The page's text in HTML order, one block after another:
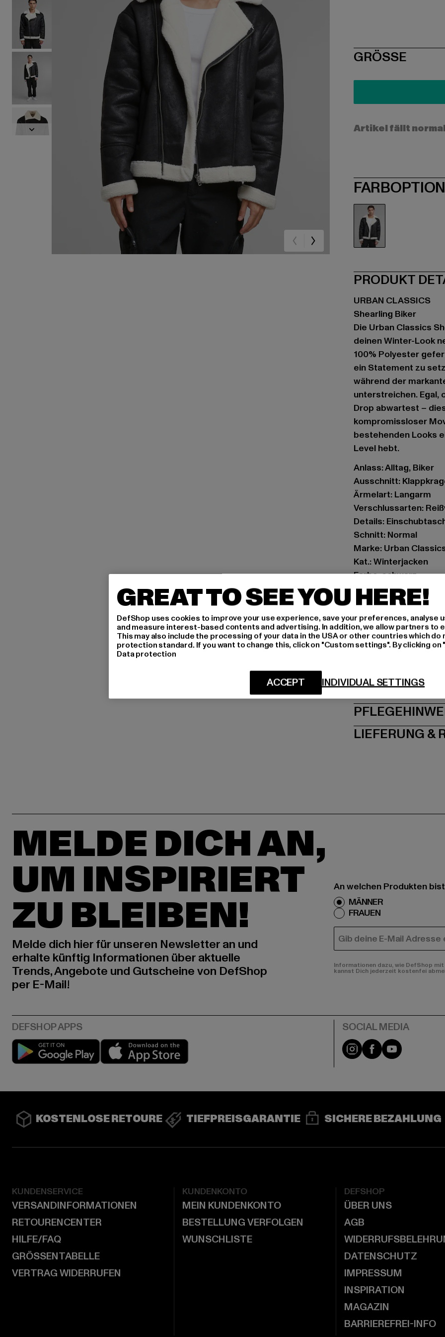
SIZE
GRÖSSE
Artikel fällt
PRODUKT
URBAN CLASSICS
Shearling Biker
Die Urban Classics
deinen Winter-Look
100% Polyester
ein Statement zu
während der
unterstreichen. Egal,
Drop abwartest –
kompromissloser
bestehenden Looks
Level hebt.
Anlass: Alltag, Biker
Ausschnitt:
Ärmelart: Langarm
Verschlussarten:
Details:
Schnitt: Normal
Marke: Urban
Kat.: Winterjacken
Farbe: schwarz
Hersteller Farbe:
Art.Nr: TB7048-03275
Hersteller: TB
Dr.-Robert-Murjahn-
GRÖSSE
LIEFERUNG &
MELDE DICH AN,
UM INSPIRIERT
ZU BLEIBEN!
Melde dich hier für unseren Newsletter an und
erhalte künftig Informationen über aktuelle
Trends, Angebote und Gutscheine von DefShop
per E-Mail!
An welchen Produkten
MÄNNER
FRAUEN
E-MAIL
Informationen dazu, wie DefShop
kannst Dich jederzeit kostenfei
Play market Instagram
FacebookYouTube
KOSTENLOSE RETOURE TIEFPREISGARANTIE SICHERE BEZAHLUNG
KUNDENSERVICE
VERSANDINFORMATIONEN
RETOURENCENTER
HILFE/FAQ
GRÖSSENTABELLE
VERTRAG WIDERRUFEN
KUNDENKONTO
MEIN KUNDENKONTO
BESTELLUNG VERFOLGEN
WUNSCHLISTE
DEFSHOP
ÜBER UNS
AGB
DATENSCHUTZ
IMPRESSUM
INSPIRATION
MAGAZIN
BARRIEREFREI-INFO
GREAT TO SEE YOU HERE!
DefShop uses cookies to improve your use experience, save your preferences, analyse
and measure interest-based contents and advertising. In addition, we allow partners to
This may also include the processing of your data in the USA or other countries which do
protection standard. If you want to change this, click on "Custom settings". By clicking
Data protection
INDIVIDUAL SETTINGS
ACCEPT